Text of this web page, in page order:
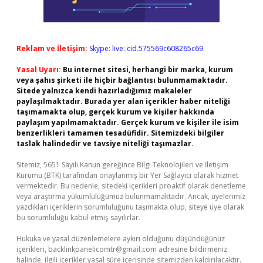
Reklam ve İletişim: Skype: live:.cid.575569c608265c69
Yasal Uyarı: Bu internet sitesi, herhangi bir marka, kurum
veya şahıs şirketi ile hiçbir bağlantısı bulunmamaktadır.
Sitede yalnızca kendi hazırladığımız makaleler
paylaşılmaktadır. Burada yer alan içerikler haber niteliği
taşımamakta olup, gerçek kurum ve kişiler hakkında
paylaşım yapılmamaktadır. Gerçek kurum ve kişiler ile isim
benzerlikleri tamamen tesadüfidir. Sitemizdeki bilgiler
taslak halindedir ve tavsiye niteliği taşımazlar.
Sitemiz, 5651 Sayılı Kanun gereğince Bilgi Teknolojileri ve İletişim
Kurumu (BTK) tarafından onaylanmış bir Yer Sağlayıcı olarak hizmet
vermektedir. Bu nedenle, sitedeki içerikleri proaktif olarak denetleme
veya araştırma yükümlülüğümüz bulunmamaktadır. Ancak, üyelerimiz
yazdıkları içeriklerin sorumluluğunu taşımakta olup, siteye üye olarak
bu sorumluluğu kabul etmiş sayılırlar.
Hukuka ve yasal düzenlemelere aykırı olduğunu düşündüğünüz
içerikleri, backlinkpanelicomtr@gmail.com adresine bildirmeniz
halinde, ilgili içerikler yasal süre içerisinde sitemizden kaldırılacaktır.